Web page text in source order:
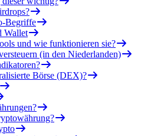
Begriffe
Wallet
und wie funktionieren sie?
(in den Niederlanden)
Börse (DEX)?